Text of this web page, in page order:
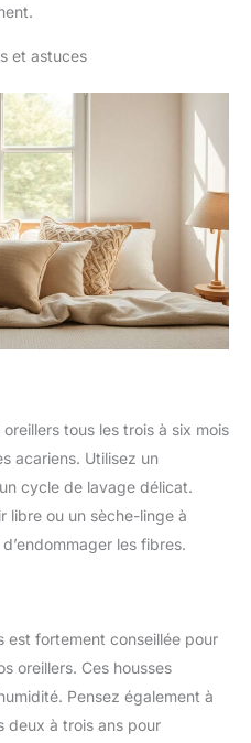
et astuces
tous les trois à six mois
acariens. Utilisez un
cycle de lavage délicat.
libre ou un sèche-linge à
les fibres.
est fortement conseillée pour
oreillers. Ces housses
Pensez également à
deux à trois ans pour